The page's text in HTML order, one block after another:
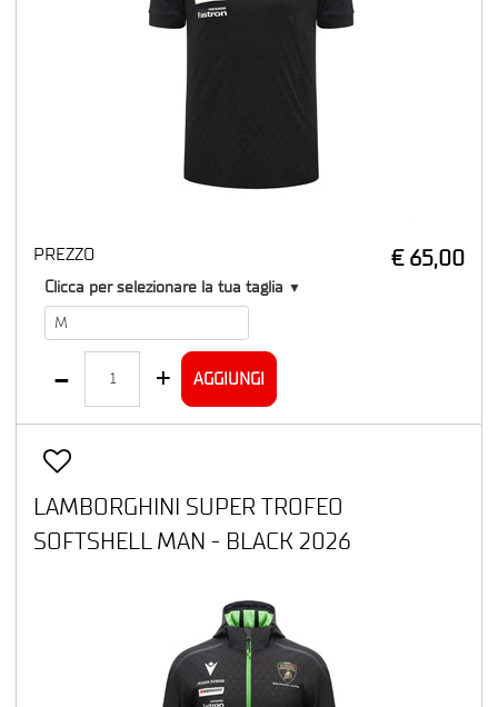
PREZZO € 65,00
T1
Clicca per selezionare la tua taglia ▼
AGGIUNGI
LAMBORGHINI SUPER TROFEO
SOFTSHELL MAN - BLACK 2026